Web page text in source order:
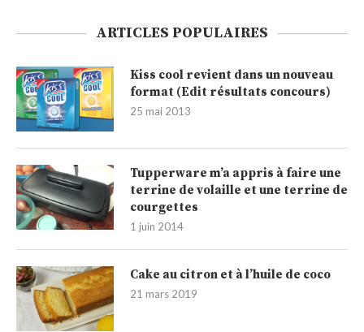
ARTICLES POPULAIRES
Kiss cool revient dans un nouveau
format (Edit résultats concours)
25 mai 2013
Tupperware m’a appris à faire une
terrine de volaille et une terrine de
courgettes
1 juin 2014
Cake au citron et à l’huile de coco
21 mars 2019